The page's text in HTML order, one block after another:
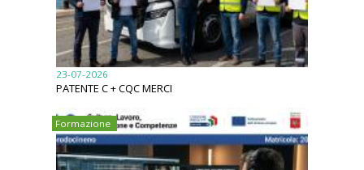
23-07-2026
PATENTE C + CQC MERCI
Formazione